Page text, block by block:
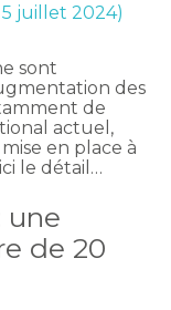
5 juillet 2024)
sont
des
de
actuel,
en place à
le détail…
une
de 20